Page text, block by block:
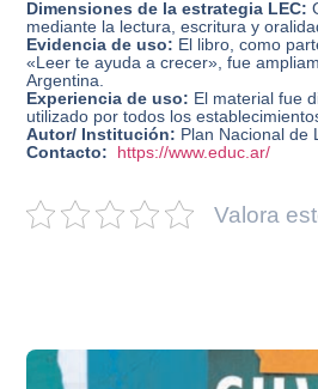
Dimensiones de la estrategia LEC:
mediante la lectura, escritura y
Evidencia de uso: El libro, como
«Leer te ayuda a crecer», fue
Argentina.
Experiencia de uso: El material fue
utilizado por todos los
Autor/ Institución: Plan Nacional de
Contacto: https://www.educ.ar/
Valora